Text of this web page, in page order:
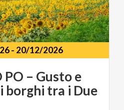
- 20/12/2026
PO – Gusto e
borghi tra i Due